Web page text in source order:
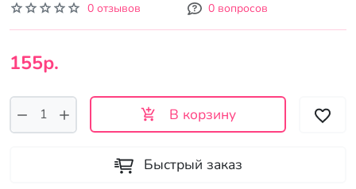
0 отзывов 0 вопросов
155р.
В корзину
Быстрый заказ